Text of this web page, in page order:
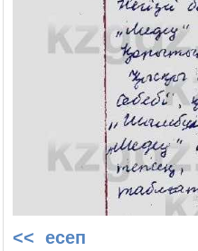
<< есеп